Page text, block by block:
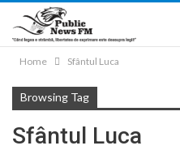
Home Sfântul Luca
Browsing Tag
Sfântul Luca